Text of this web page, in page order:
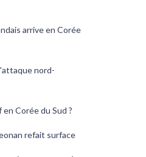
arrive en Corée
nord-
Corée du Sud ?
refait surface